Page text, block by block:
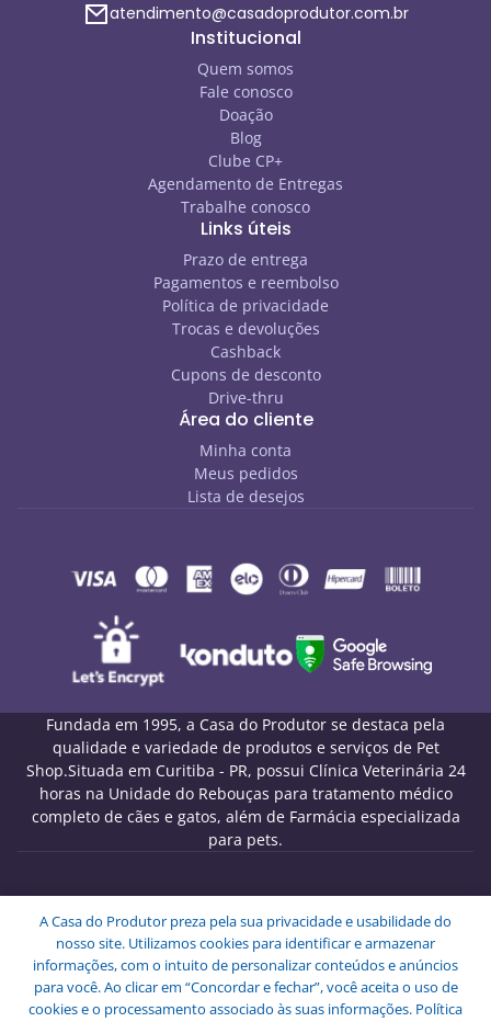
atendimento@casadoprodutor.com.br
Institucional
Quem somos
Fale conosco
Doação
Blog
Clube CP+
Agendamento de Entregas
Trabalhe conosco
Links úteis
Prazo de entrega
Pagamentos e reembolso
Política de privacidade
Trocas e devoluções
Cashback
Cupons de desconto
Drive-thru
Área do cliente
Minha conta
Meus pedidos
Lista de desejos
Fundada em 1995, a Casa do Produtor se destaca pela
qualidade e variedade de produtos e serviços de Pet
Shop.Situada em Curitiba - PR, possui Clínica Veterinária 24
horas na Unidade do Rebouças para tratamento médico
completo de cães e gatos, além de Farmácia especializada
para pets.
09.439.591/0001-72
Endereço: Rua Engenheiros Rebouças, 1826 - Rebouças -
Curitiba - PR - CEP: 80230-040.
Copyright © Melo Pet Shop Comércio de Rações LTDA -
A Casa do Produtor preza pela sua privacidade e usabilidade do
nosso site. Utilizamos cookies para identificar e armazenar
informações, com o intuito de personalizar conteúdos e anúncios
para você. Ao clicar em “Concordar e fechar”, você aceita o uso de
cookies e o processamento associado às suas informações. Política